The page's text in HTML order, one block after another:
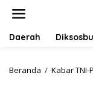
Daerah
Beranda / Kabar TNI-